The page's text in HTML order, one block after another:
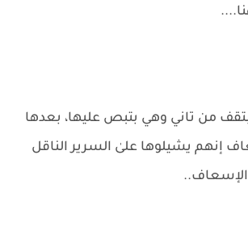
من تاني وهي بتبص عليها، بعدها
إنهم يشيلوها علىٰ السرير الناقل
الإسعاف..